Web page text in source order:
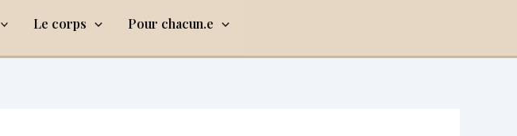
Le corps Pour chacun.e